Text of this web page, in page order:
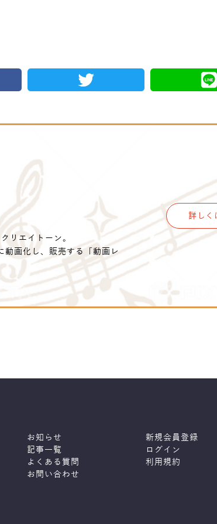
リエイトーン。
動画化し、販売する「動画レ
詳しく
お知らせ
記事一覧
よくある質問
お問い合わせ
新規会員登録
ログイン
利用規約